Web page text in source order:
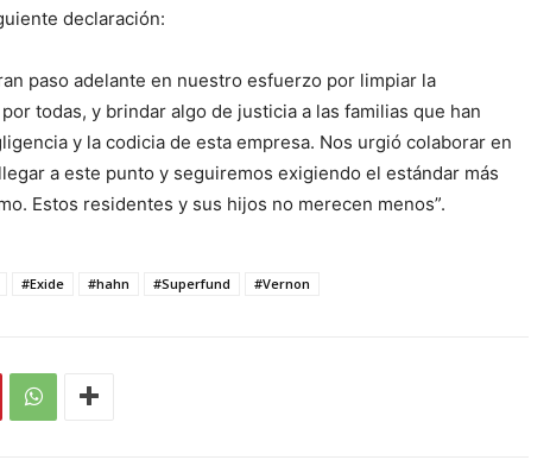
declaración:
paso adelante en nuestro esfuerzo por limpiar la
todas, y brindar algo de justicia a las familias que han
y la codicia de esta empresa. Nos urgió colaborar en
a este punto y seguiremos exigiendo el estándar más
Estos residentes y sus hijos no merecen menos”.
#Exide #hahn #Superfund #Vernon